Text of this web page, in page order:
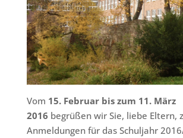
Vom 15. Februar bis zum 11. März
2016 begrüßen wir Sie, liebe Eltern,
Anmeldungen für das Schuljahr